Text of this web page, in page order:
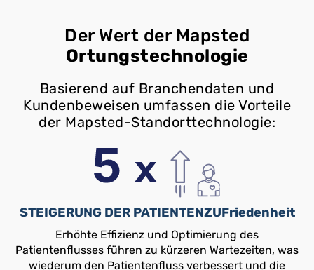
Der Wert der Mapsted
Ortungstechnologie
Basierend auf Branchendaten und
Kundenbeweisen umfassen die Vorteile
der Mapsted-Standorttechnologie:
STEIGERUNG DER PATIENTENZUFriedenheit
Erhöhte Effizienz und Optimierung des
Patientenflusses führen zu kürzeren Wartezeiten, was
wiederum den Patientenfluss verbessert und die